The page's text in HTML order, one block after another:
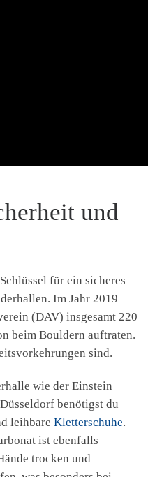
und
für ein sicheres
Im Jahr 2019
(DAV) insgesamt 220
beim Bouldern auftraten.
sind.
wie der Einstein
benötigst du
leihbare Kletterschuhe.
ist ebenfalls
trocken und